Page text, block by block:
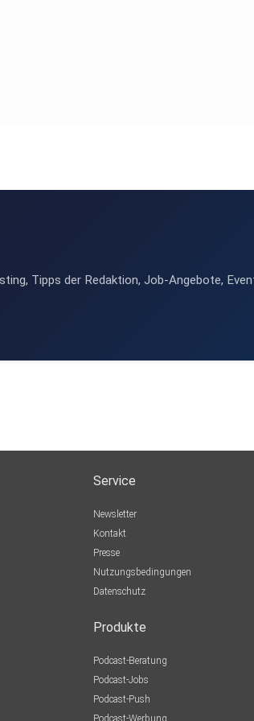
Tipps der Redaktion, Job-Angebote,
Service
Newsletter
Kontakt
Presse
Nutzungsbedingungen
Datenschutz
Produkte
Podcast-Beratung
Podcast-Jobs
Podcast-Push
Podcast-Werbung